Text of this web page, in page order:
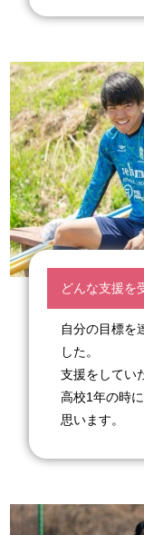
どんな支援を
自分の目標を
した。
支援をしてい
高校1年の時
思います。